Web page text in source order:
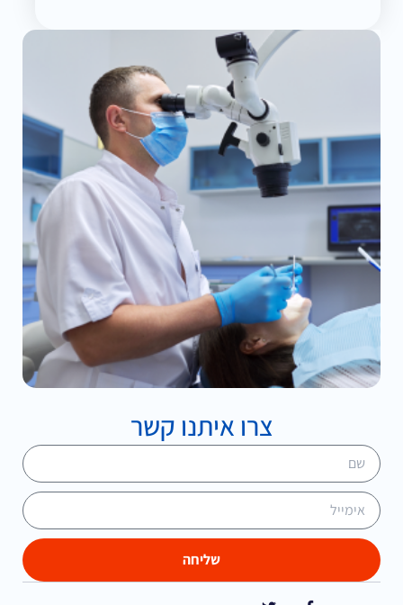
צרו איתנו קשר
שליחה